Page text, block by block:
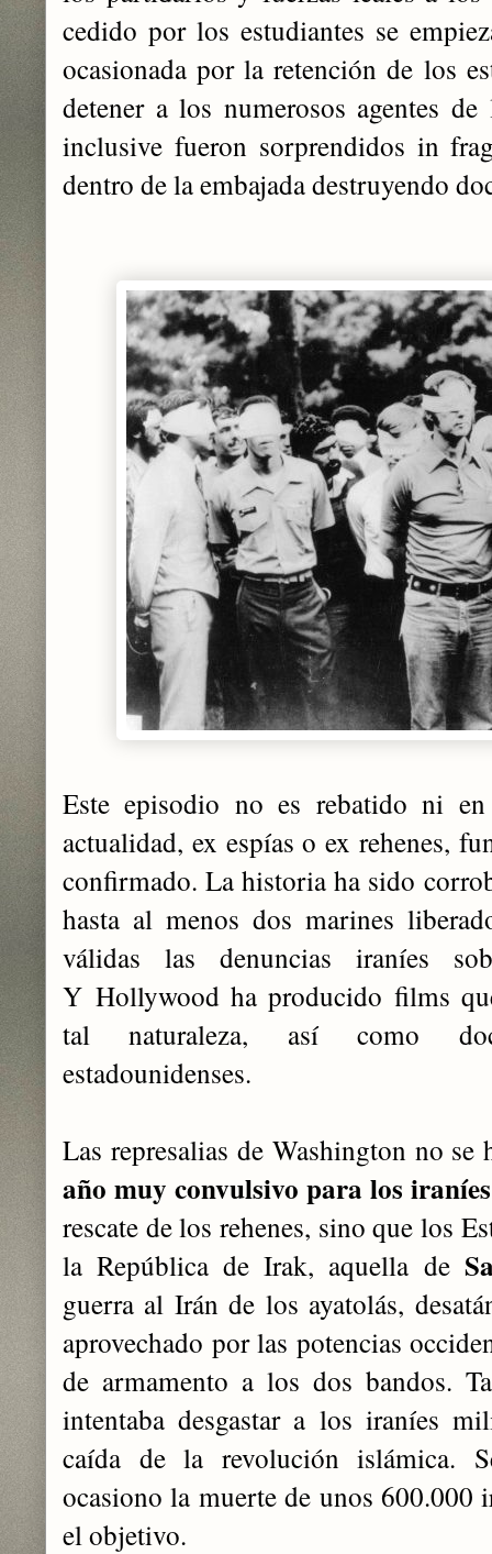
cedido por los estudiantes se
ocasionada por la retención de los
detener a los numerosos agentes
inclusive fueron sorprendidos ‎‎in
dentro de la embajada destruyendo
Este episodio no es rebatido ni
actualidad, ex espías o ex rehenes,
confirmado. La historia ha sido
hasta al menos dos marines
válidas las denuncias iraníes
Y Hollywood ha producido films
tal naturaleza, así como
estadounidenses.
Las represalias de Washington no se
año muy convulsivo para los iraníes
rescate de los rehenes, sino que los
la República de Irak, aquella de
guerra al Irán de los ayatolás,
aprovechado por las potencias
de armamento a los dos bandos.
intentaba desgastar a los iraníes
caída de la revolución islámica.
ocasiono la muerte de unos 600.000
el objetivo.